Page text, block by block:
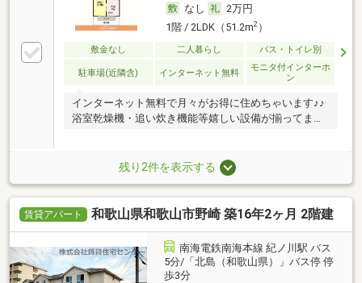
なし
2万円
1階 / 2LDK（51.2m2）
敷金なし 二人暮らし バス・トイレ別
駐車場(近隣含) インターネット無料
モニタ付インターホ
ン
インターネット無料で月々がお得に住めちゃいます♪♪
浴室乾燥機・追い炊き機能等嬉しい設備が揃ってま
残り2件を表示する
賃貸アパート 和歌山県和歌山市野崎 築16年2ヶ月 2階建
南海電鉄南海本線 紀ノ川駅 バス
5分/「北島（和歌山県）」バス停 停
歩3分